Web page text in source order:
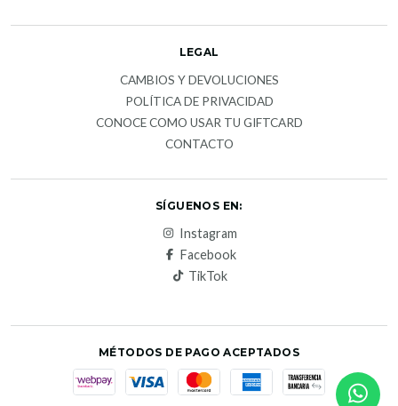
LEGAL
CAMBIOS Y DEVOLUCIONES
POLÍTICA DE PRIVACIDAD
CONOCE COMO USAR TU GIFTCARD
CONTACTO
SÍGUENOS EN:
Instagram
Facebook
TikTok
MÉTODOS DE PAGO ACEPTADOS